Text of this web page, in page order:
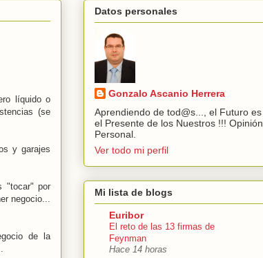
líquido o
(se
y garajes
"tocar" por
negocio...
de la
Datos personales
Gonzalo Ascanio Herrera
Aprendiendo de tod@s..., el Futuro es
el Presente de los Nuestros !!! Opinión
Personal.
Ver todo mi perfil
Mi lista de blogs
Euribor
El reto de las 13 firmas de
Feynman
Hace 14 horas